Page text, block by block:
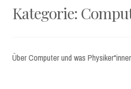
Kategorie:
Über Computer und was